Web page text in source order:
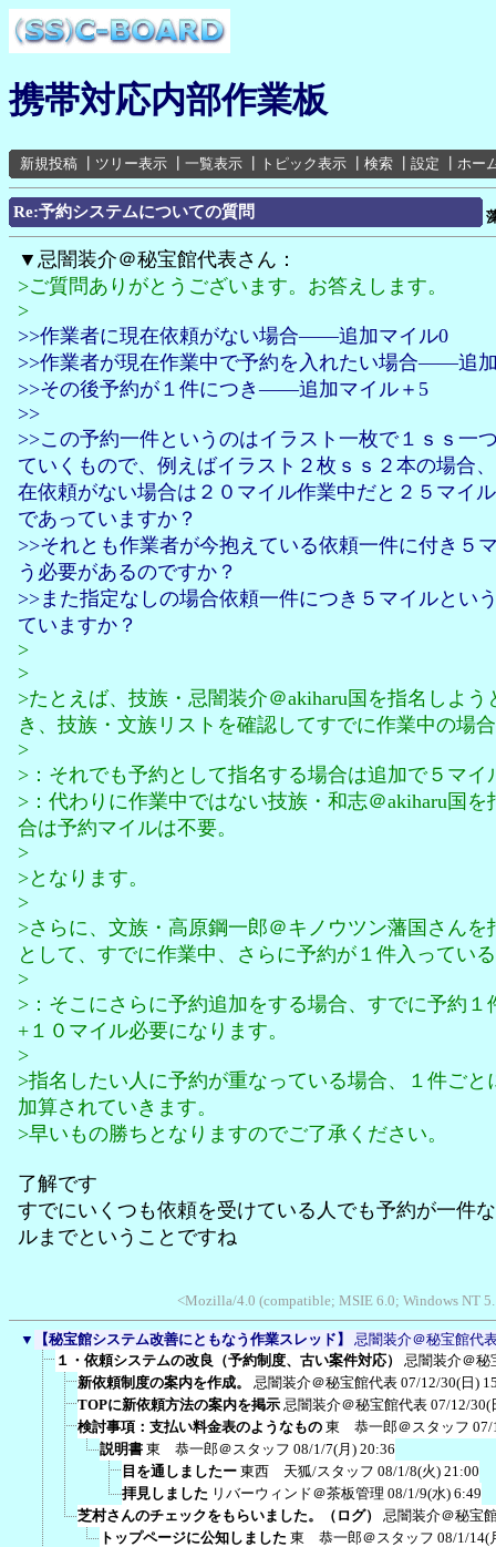
携帯対応内部作業板
新規投稿 ツリー表示 一覧表示 トピック表示 検索 設定 ホー
Re:予約システムについての質問
▼忌闇装介＠秘宝館代表さん：
>ご質問ありがとうございます。お答えします。
>
>>作業者に現在依頼がない場合――追加マイル0
>>作業者が現在作業中で予約を入れたい場合――追
>>その後予約が１件につき――追加マイル＋5
>>
>>この予約一件というのはイラスト一枚で１ｓｓ一
ていくもので、例えばイラスト２枚ｓｓ２本の場合
在依頼がない場合は２０マイル作業中だと２５マイ
であっていますか？
>>それとも作業者が今抱えている依頼一件に付き５
う必要があるのですか？
>>また指定なしの場合依頼一件につき５マイルとい
ていますか？
>
>
>たとえば、技族・忌闇装介＠akiharu国を指名しよう
き、技族・文族リストを確認してすでに作業中の場
>
>：それでも予約として指名する場合は追加で５マイ
>：代わりに作業中ではない技族・和志＠akiharu国を
合は予約マイルは不要。
>
>となります。
>
>さらに、文族・高原鋼一郎＠キノウツン藩国さんを
として、すでに作業中、さらに予約が１件入ってい
>
>：そこにさらに予約追加をする場合、すでに予約１
+１０マイル必要になります。
>
>指名したい人に予約が重なっている場合、１件ごと
加算されていきます。
>早いもの勝ちとなりますのでご了承ください。
了解です
すでにいくつも依頼を受けている人でも予約が一件
ルまでということですね
<Mozilla/4.0 (compatible; MSIE 6.0; Windows NT
▼ 【秘宝館システム改善にともなう作業スレッド】
忌闇装介＠秘宝館代
１・依頼システムの改良（予約制度、古い案件対応）
忌闇装介＠秘
新依頼制度の案内を作成。
忌闇装介＠秘宝館代表 07/12/30(日)
TOPに新依頼方法の案内を掲示 忌闇装介＠秘宝館代表 07/12/30(
検討事項：支払い料金表のようなもの 東 恭一郎＠スタッフ 07/
説明書 東 恭一郎＠スタッフ 08/1/7(月) 20:36
目を通しましたー 東西 天狐/スタッフ 08/1/8(火) 21:00
拝見しました リバーウィンド＠茶板管理 08/1/9(水) 6:49
芝村さんのチェックをもらいました。（ログ）
忌闇装介＠秘宝
トップページに公知しました 東 恭一郎＠スタッフ 08/1/14(